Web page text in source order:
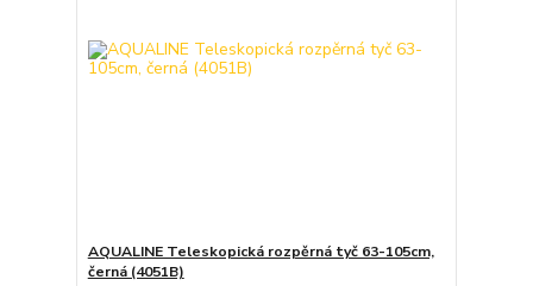
AQUALINE Teleskopická rozpěrná tyč 63-105cm,
černá (4051B)